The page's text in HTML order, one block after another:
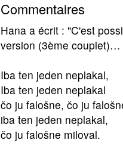
Commentaires
Hana a écrit : "C'est
version (3ème couplet)…
Iba ten jeden neplakal,
Iba ten jeden neplakal
čo ju falošne, čo ju
iba ten jeden neplakal,
čo ju falošne miloval.